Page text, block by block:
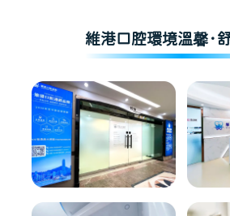
維港口腔環境溫馨·